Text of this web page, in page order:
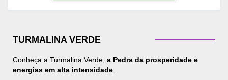
TURMALINA VERDE
Conheça a Turmalina Verde, a Pedra da prosperidade e
energias em alta intensidade